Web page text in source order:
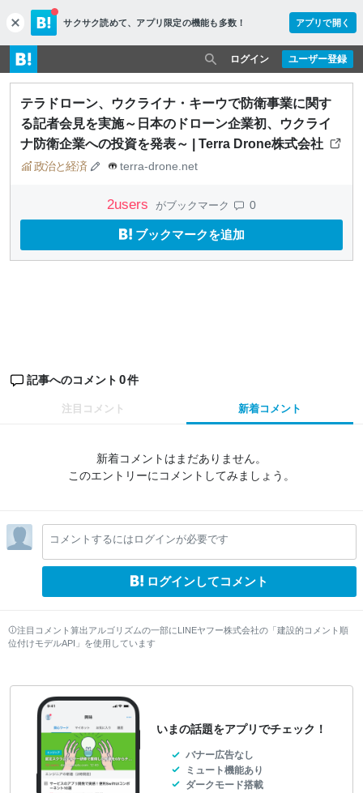
c
l
o
s
e
サクサク読めて、 アプリ限定の機能も多数！ アプリで開く
ユーザー登録
ログイン
テラドローン、ウクライナ・キーウで防衛事業に関す
る記者会見を実施～日本のドローン企業初、ウクライ
ナ防衛企業への投資を発表～ | Terra Drone株式会社
政治と経済 terra-drone.net
2users がブックマーク 0
ブックマークを追加
記事へのコメント 0件
注目コメント 新着コメント
新着コメントはまだありません。
このエントリーにコメントしてみましょう。
コメントするにはログインが必要です
ログインしてコメント
注目コメント算出アルゴリズムの一部にLINEヤフー株式会社の「建設的コメント順
位付けモデルAPI」を使用しています
いまの話題をアプリでチェック！
バナー広告なし
ミュート機能あり
ダークモード搭載